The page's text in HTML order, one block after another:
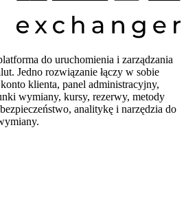
do uruchomienia i zarządzania
Jedno rozwiązanie łączy w sobie
klienta, panel administracyjny,
wymiany, kursy, rezerwy, metody
analitykę i narzędzia do